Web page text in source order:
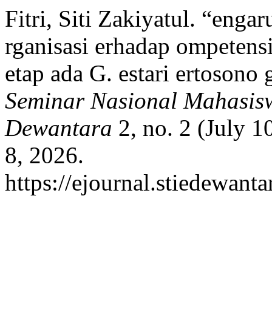
Fitri, Siti Zakiyatul.
rganisasi erhadap
etap ada G. estari
Seminar Nasional
Dewantara 2, no. 2 (July
8, 2026.
https://